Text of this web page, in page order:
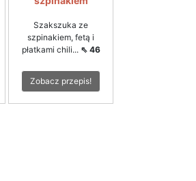
Szakszuka ze
szpinakiem, fetą i
płatkami chili... ⇖ 46
Zobacz przepis!